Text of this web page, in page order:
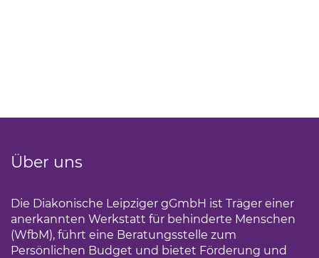
Über uns
Die Diakonische Leipziger gGmbH ist Träger einer
anerkannten Werkstatt für behinderte Menschen
(WfbM), führt eine Beratungsstelle zum
Persönlichen Budget und bietet Förderung und